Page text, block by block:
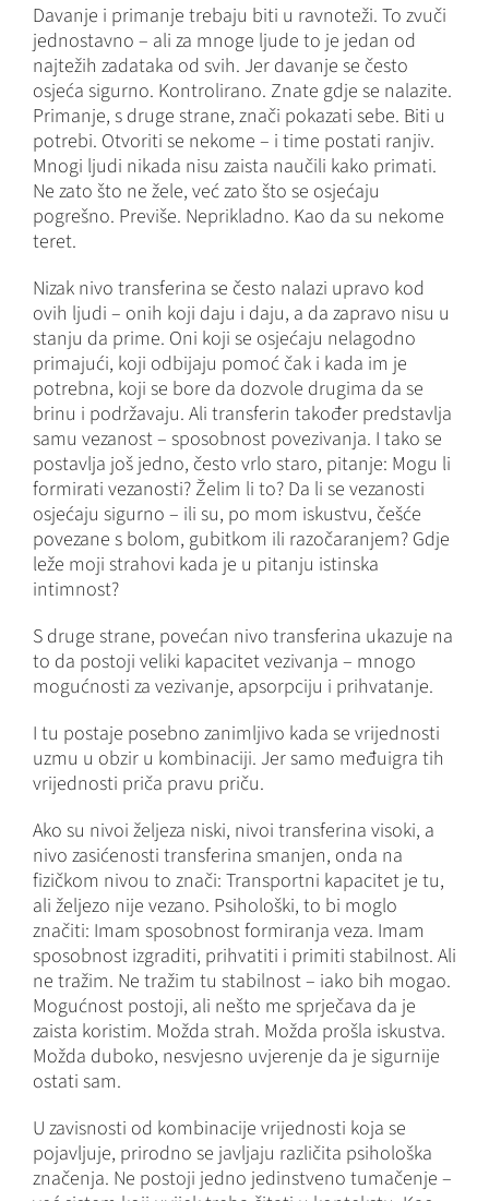
Davanje i primanje trebaju biti u ravnoteži. To zvuči
jednostavno – ali za mnoge ljude to je jedan od
najtežih zadataka od svih. Jer davanje se često
osjeća sigurno. Kontrolirano. Znate gdje se nalazite.
Primanje, s druge strane, znači pokazati sebe. Biti u
potrebi. Otvoriti se nekome – i time postati ranjiv.
Mnogi ljudi nikada nisu zaista naučili kako primati.
Ne zato što ne žele, već zato što se osjećaju
pogrešno. Previše. Neprikladno. Kao da su nekome
teret.
Nizak nivo transferina se često nalazi upravo kod
ovih ljudi – onih koji daju i daju, a da zapravo nisu u
stanju da prime. Oni koji se osjećaju nelagodno
primajući, koji odbijaju pomoć čak i kada im je
potrebna, koji se bore da dozvole drugima da se
brinu i podržavaju. Ali transferin također predstavlja
samu vezanost – sposobnost povezivanja. I tako se
postavlja još jedno, često vrlo staro, pitanje: Mogu li
formirati vezanosti? Želim li to? Da li se vezanosti
osjećaju sigurno – ili su, po mom iskustvu, češće
povezane s bolom, gubitkom ili razočaranjem? Gdje
leže moji strahovi kada je u pitanju istinska
intimnost?
S druge strane, povećan nivo transferina ukazuje na
to da postoji veliki kapacitet vezivanja – mnogo
mogućnosti za vezivanje, apsorpciju i prihvatanje.
I tu postaje posebno zanimljivo kada se vrijednosti
uzmu u obzir u kombinaciji. Jer samo međuigra tih
vrijednosti priča pravu priču.
Ako su nivoi željeza niski, nivoi transferina visoki, a
nivo zasićenosti transferina smanjen, onda na
fizičkom nivou to znači: Transportni kapacitet je tu,
ali željezo nije vezano. Psihološki, to bi moglo
značiti: Imam sposobnost formiranja veza. Imam
sposobnost izgraditi, prihvatiti i primiti stabilnost. Ali
ne tražim. Ne tražim tu stabilnost – iako bih mogao.
Mogućnost postoji, ali nešto me sprječava da je
zaista koristim. Možda strah. Možda prošla iskustva.
Možda duboko, nesvjesno uvjerenje da je sigurnije
ostati sam.
U zavisnosti od kombinacije vrijednosti koja se
pojavljuje, prirodno se javljaju različita psihološka
značenja. Ne postoji jedno jedinstveno tumačenje –